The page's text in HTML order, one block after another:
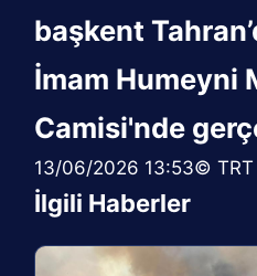
başkent
İmam Humeyni
Camisi'nde
13/06/2026 13:53© TRT
İlgili Haberler